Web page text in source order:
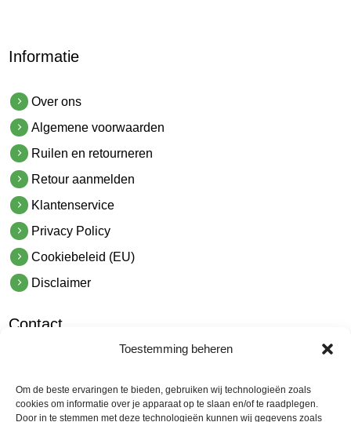
Toestemming beheren
Om de beste ervaringen te bieden, gebruiken wij technologieën zoals
cookies om informatie over je apparaat op te slaan en/of te raadplegen.
Door in te stemmen met deze technologieën kunnen wij gegevens zoals
Informatie
Over ons
Algemene voorwaarden
Ruilen en retourneren
Retour aanmelden
Klantenservice
Privacy Policy
Cookiebeleid (EU)
Disclaimer
Contact
t.0228 53 00 40